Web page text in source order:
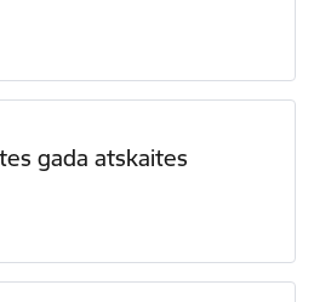
gada atskaites